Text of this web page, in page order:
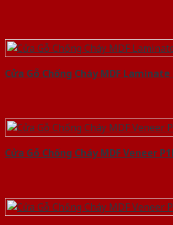
Cửa Gỗ Chống Cháy MDF Laminate
Cửa Gỗ Chống Cháy MDF Veneer